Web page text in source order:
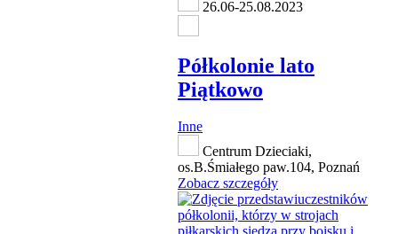
26.06-25.08.2023
Półkolonie lato
Piątkowo
Inne
Centrum Dzieciaki,
os.B.Śmiałego paw.104, Poznań
Zobacz szczegóły